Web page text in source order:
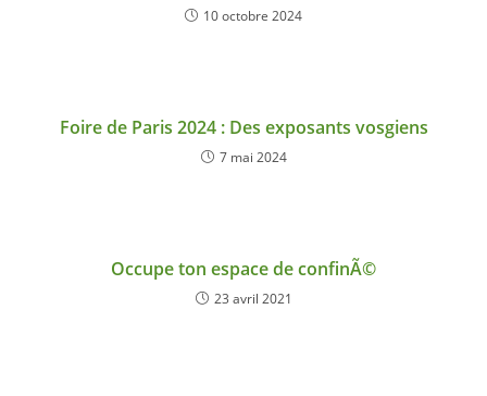
10 octobre 2024
Foire de Paris 2024 : Des exposants vosgiens
7 mai 2024
Occupe ton espace de confinÃ©
23 avril 2021